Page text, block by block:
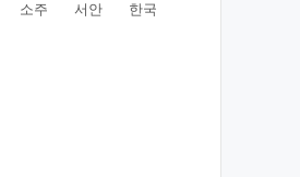
소주 서안 한국